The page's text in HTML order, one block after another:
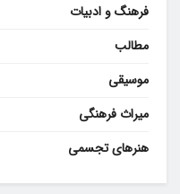
فرهنگ و ادبیات
مطالب
موسیقی
میراث فرهنگی
هنرهای تجسمی